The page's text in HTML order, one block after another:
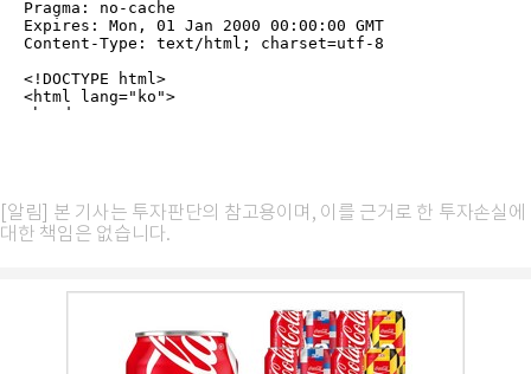
[알림] 본 기사는 투자판단의 참고용이며, 이를 근거로 한 투자손실에
대한 책임은 없습니다.